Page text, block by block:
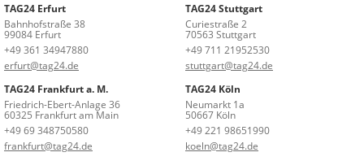
TAG24 Erfurt
Bahnhofstraße 38
99084 Erfurt
+49 361 34947880
erfurt@tag24.de
TAG24 Stuttgart
Curiestraße 2
70563 Stuttgart
+49 711 21952530
stuttgart@tag24.de
TAG24 Frankfurt a. M.
Friedrich-Ebert-Anlage 36
60325 Frankfurt am Main
+49 69 348750580
frankfurt@tag24.de
TAG24 Köln
Neumarkt 1a
50667 Köln
+49 221 98651990
koeln@tag24.de